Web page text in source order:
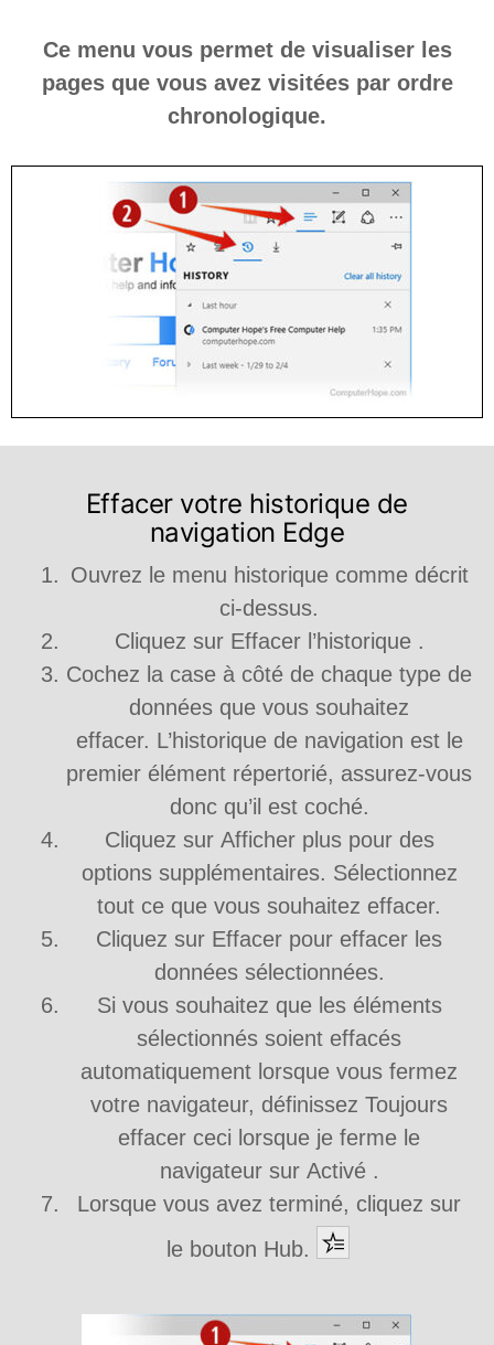
Ce menu vous permet de visualiser les
pages que vous avez visitées par ordre
chronologique.
Effacer votre historique de
navigation Edge
Ouvrez le menu historique comme décrit
ci-dessus.
Cliquez sur Effacer l’historique .
Cochez la case à côté de chaque type de
données que vous souhaitez
effacer. L’historique de navigation est le
premier élément répertorié, assurez-vous
donc qu’il est coché.
Cliquez sur Afficher plus pour des
options supplémentaires. Sélectionnez
tout ce que vous souhaitez effacer.
Cliquez sur Effacer pour effacer les
données sélectionnées.
Si vous souhaitez que les éléments
sélectionnés soient effacés
automatiquement lorsque vous fermez
votre navigateur, définissez Toujours
effacer ceci lorsque je ferme le
navigateur sur Activé .
Lorsque vous avez terminé, cliquez sur
le bouton Hub.